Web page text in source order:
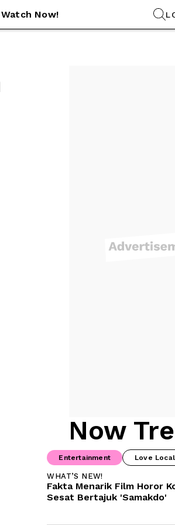
Watch Now!
Now
Entertainment Love Local
WHAT’S NEW!
Fakta Menarik Film Horor
Sesat Bertajuk 'Samakdo'